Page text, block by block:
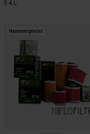
5 4 L
Hammerpreis!